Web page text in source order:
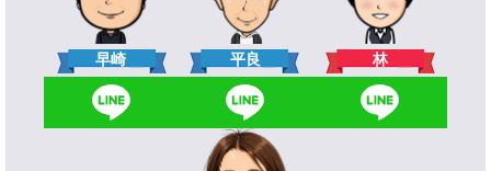
早崎 平良 林